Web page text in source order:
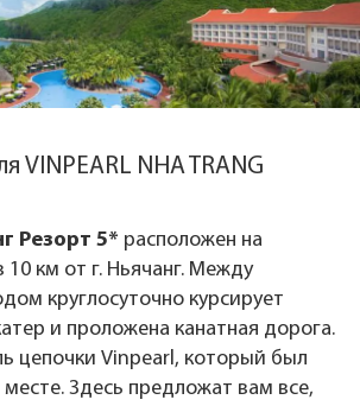
VINPEARL NHA TRANG
Резорт 5* расположен на
10 км от г. Ньячанг. Между
круглосуточно курсирует
и проложена канатная дорога.
цепочки Vinpearl, который был
Здесь предложат вам все,